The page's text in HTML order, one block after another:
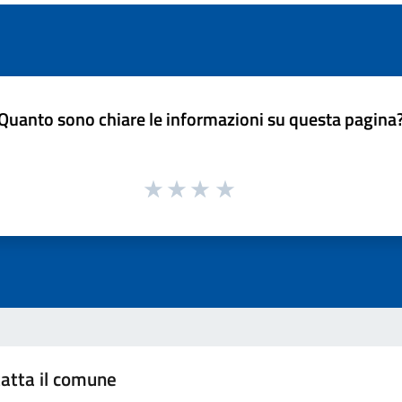
sono chiare le informazioni su questa
il comune